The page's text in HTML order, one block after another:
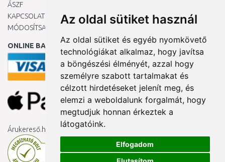
Az oldal sütiket használ
Az oldal sütiket és egyéb nyomkövető
technológiákat alkalmaz, hogy javítsa
a böngészési élményét, azzal hogy
személyre szabott tartalmakat és
célzott hirdetéseket jelenít meg, és
elemzi a weboldalunk forgalmát, hogy
megtudjuk honnan érkeztek a
látogatóink.
Elfogadom
ÁSZF
KAPCSOLAT
MÓDOSÍTSA A COOKIE-BEÁLLÍTÁSAIMAT
ONLINE BANKKÁRTYÁVAL
Árukereső.hu